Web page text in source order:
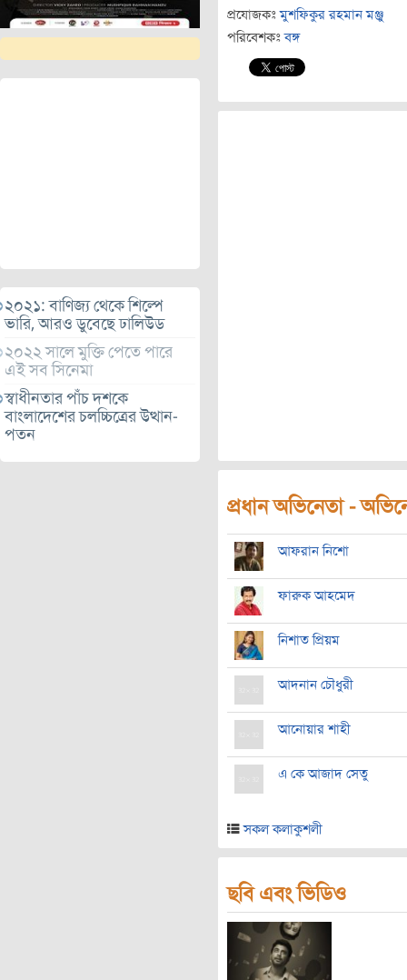
২০২১: বাণিজ্য থেকে শিল্পে
ভারি, আরও ডুবেছে ঢালিউড
২০২২ সালে মুক্তি পেতে পারে
এই সব সিনেমা
স্বাধীনতার পাঁচ দশকে
বাংলাদেশের চলচ্চিত্রের উত্থান-
পতন
প্রযোজকঃ মুশফিকুর রহমান মঞ্জু
পরিবেশকঃ বঙ্গ
প্রধান অভিনেতা -
আফরান নিশো
ফারুক আহমেদ
নিশাত প্রিয়ম
আদনান চৌধুরী
আনোয়ার শাহী
এ কে আজাদ সেতু
সকল কলাকুশলী
ছবি এবং ভিডিও